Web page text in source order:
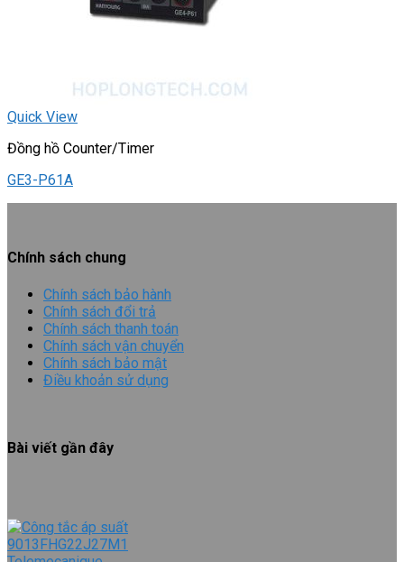
Quick View
Đồng hồ Counter/Timer
GE3-P61A
Chính sách chung
Chính sách bảo hành
Chính sách đổi trả
Chính sách thanh toán
Chính sách vận chuyển
Chính sách bảo mật
Điều khoản sử dụng
Bài viết gần đây